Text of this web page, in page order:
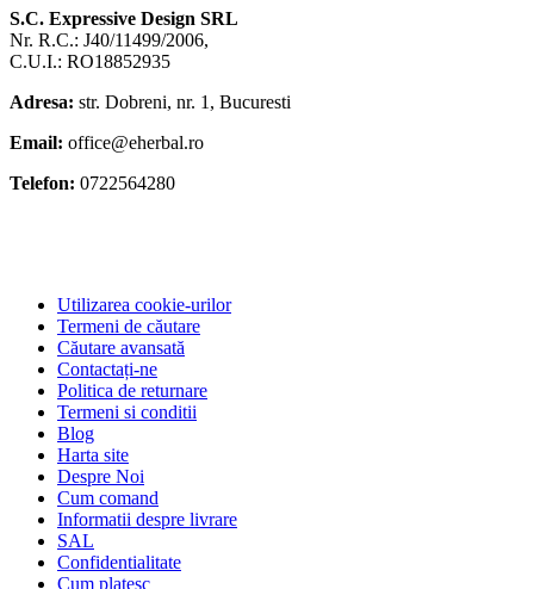
S.C. Expressive Design SRL
Nr. R.C.: J40/11499/2006,
C.U.I.: RO18852935
Adresa: str. Dobreni, nr. 1, Bucuresti
Email: office@eherbal.ro
Telefon: 0722564280
Utilizarea cookie-urilor
Termeni de căutare
Căutare avansată
Contactați-ne
Politica de returnare
Termeni si conditii
Blog
Harta site
Despre Noi
Cum comand
Informatii despre livrare
SAL
Confidentialitate
Cum platesc